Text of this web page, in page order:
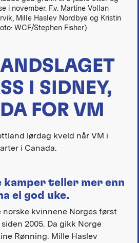
i november. F.v. Martine Vollan
Mille Haslev Nordbye og Kristin
WCF/Stephen Fisher)
I SIDNEY,
FOR VM
lørdag kveld når VM i
i Canada.
kamper teller mer enn
ei god uke.
norske kvinnene Norges først
2005. Da gikk Norge
Rønning. Mille Haslev